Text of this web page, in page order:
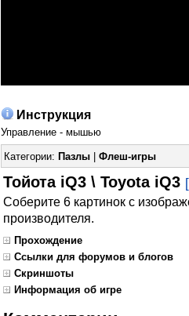
Инструкция
Управление - мышью
Категории: Пазлы| Флеш-игры
Тойота iQ3 \ Toyota iQ3
Соберите 6 картинок с
производителя.
Прохождение
Ссылки для форумов и блогов
Скриншоты
Информация об игре